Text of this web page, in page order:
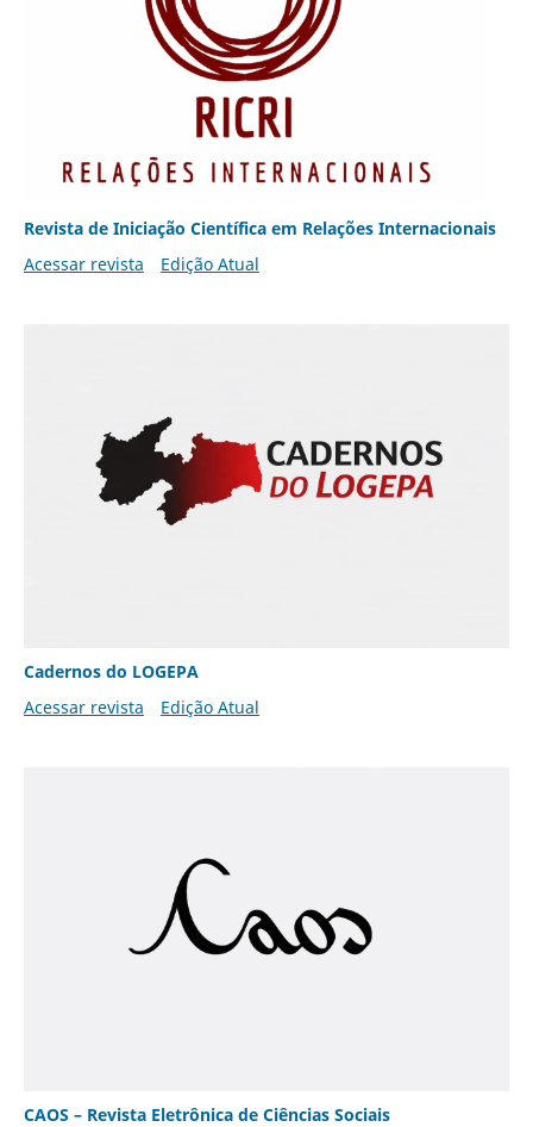
Revista de Iniciação Científica em Relações Internacionais
Acessar revista
Edição Atual
Cadernos do LOGEPA
Acessar revista
Edição Atual
CAOS – Revista Eletrônica de Ciências Sociais